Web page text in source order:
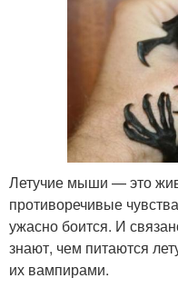
Летучие мыши — это
противоречивые
ужасно боится. И
знают, чем питаются
их вампирами.